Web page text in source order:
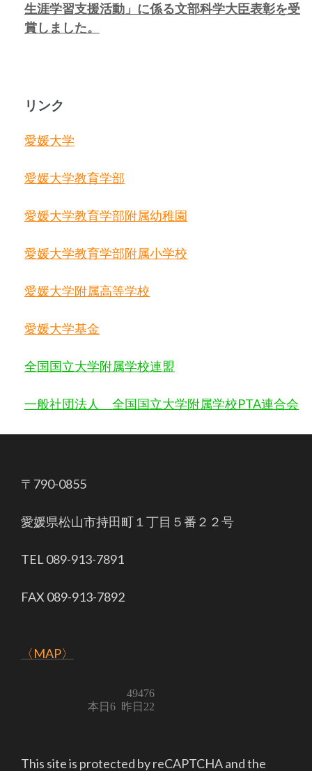
生涯学習支援活動」に係る文部科学大臣表彰を受
賞しました。
リンク
愛媛大学
愛媛大学教育学部
愛媛大学教育学部附属幼稚園
愛媛大学教育学部附属小学校
愛媛大学附属高等学校
愛媛大学基金
全国国立大学附属学校連盟
一般社団法人 全国国立大学附属学校PTA連合会
〒790-0855
愛媛県松山市持田町１丁目５番２２号
TEL 089-913-7891
FAX 089-913-7892
〈MAP〉
This site is protected by reCAPTCHA and the